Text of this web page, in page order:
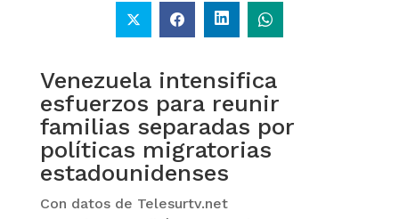
Venezuela intensifica
esfuerzos para reunir
familias separadas por
políticas migratorias
estadounidenses
Con datos de Telesurtv.net